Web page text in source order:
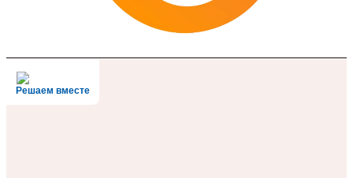
Решаем вместе